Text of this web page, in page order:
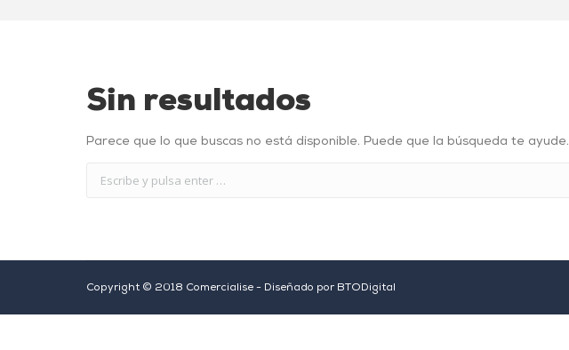
Sin resultados
Parece que lo que buscas no está disponible. Puede que la búsqueda te ayude.
Copyright © 2018 Comercialise - Diseñado por BTODigital